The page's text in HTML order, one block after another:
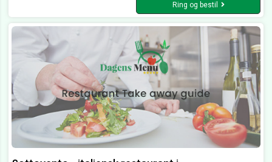
Ring og bestil